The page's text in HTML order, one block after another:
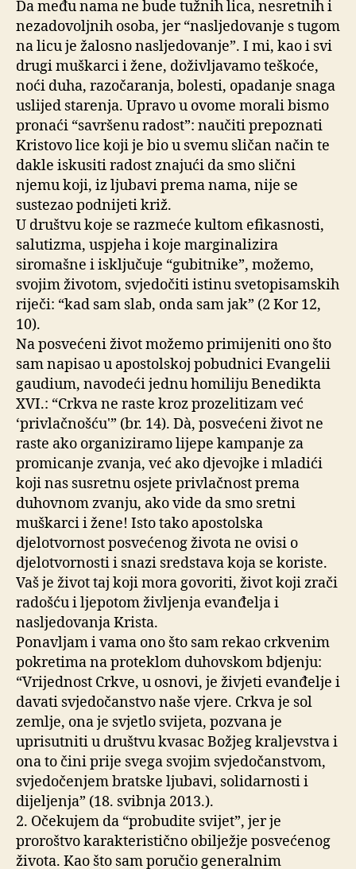
Da među nama ne bude tužnih lica, nesretnih i
nezadovoljnih osoba, jer “nasljedovanje s tugom
na licu je žalosno nasljedovanje”. I mi, kao i svi
drugi muškarci i žene, doživljavamo teškoće,
noći duha, razočaranja, bolesti, opadanje snaga
uslijed starenja. Upravo u ovome morali bismo
pronaći “savršenu radost”: naučiti prepoznati
Kristovo lice koji je bio u svemu sličan način te
dakle iskusiti radost znajući da smo slični
njemu koji, iz ljubavi prema nama, nije se
sustezao podnijeti križ.
U društvu koje se razmeće kultom efikasnosti,
salutizma, uspjeha i koje marginalizira
siromašne i isključuje “gubitnike”, možemo,
svojim životom, svjedočiti istinu svetopisamskih
riječi: “kad sam slab, onda sam jak” (2 Kor 12,
10).
Na posvećeni život možemo primijeniti ono što
sam napisao u apostolskoj pobudnici Evangelii
gaudium, navodeći jednu homiliju Benedikta
XVI.: “Crkva ne raste kroz prozelitizam već
‘privlačnošću'” (br. 14). Dà, posvećeni život ne
raste ako organiziramo lijepe kampanje za
promicanje zvanja, već ako djevojke i mladići
koji nas susretnu osjete privlačnost prema
duhovnom zvanju, ako vide da smo sretni
muškarci i žene! Isto tako apostolska
djelotvornost posvećenog života ne ovisi o
djelotvornosti i snazi sredstava koja se koriste.
Vaš je život taj koji mora govoriti, život koji zrači
radošću i ljepotom življenja evanđelja i
nasljedovanja Krista.
Ponavljam i vama ono što sam rekao crkvenim
pokretima na proteklom duhovskom bdjenju:
“Vrijednost Crkve, u osnovi, je živjeti evanđelje i
davati svjedočanstvo naše vjere. Crkva je sol
zemlje, ona je svjetlo svijeta, pozvana je
uprisutniti u društvu kvasac Božjeg kraljevstva i
ona to čini prije svega svojim svjedočanstvom,
svjedočenjem bratske ljubavi, solidarnosti i
dijeljenja” (18. svibnja 2013.).
2. Očekujem da “probudite svijet”, jer je
proroštvo karakteristično obilježje posvećenog
života. Kao što sam poručio generalnim